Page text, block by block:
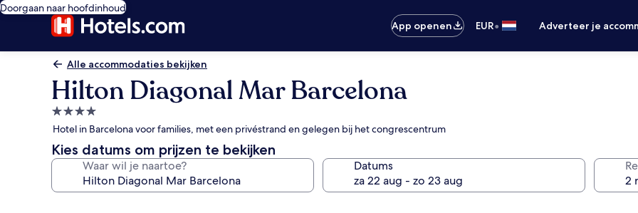
Doorgaan naar hoofdinhoud
App openen
EUR• Adverteer je
Alle accommodaties bekijken
Hilton Diagonal Mar Barcelona
4.0-
sterrenaccommodatie
Hotel in Barcelona voor families, met een privéstrand en gelegen bij het congrescentrum
Kies datums om prijzen te bekijken
Waar wil je naartoe? Datums